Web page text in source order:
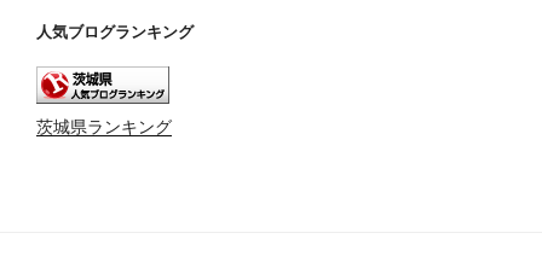
人気ブログランキング
茨城県ランキング